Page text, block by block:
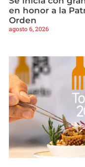
en honor a la
Orden
agosto 6, 2026